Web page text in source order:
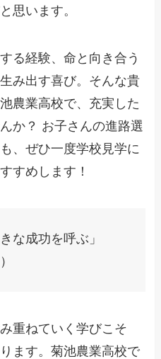
思います。
る経験、命と向き合う
み出す喜び。そんな貴
農業高校で、充実した
か？ お子さんの進路選
、ぜひ一度学校見学に
すめします！
な成功を呼ぶ」
重ねていく学びこそ
ます。菊池農業高校で